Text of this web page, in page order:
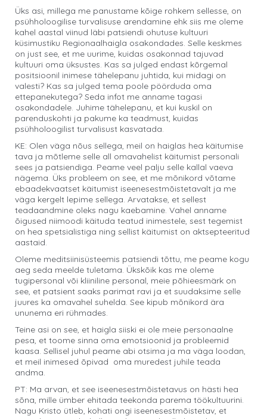
Üks asi, millega me panustame kõige rohkem sellesse, on
psühholoogilise turvalisuse arendamine ehk siis me oleme
kahel aastal viinud läbi patsiendi ohutuse kultuuri
küsimustiku Regionaalhaigla osakondades. Selle keskmes
on just see, et me uurime, kuidas osakonnad tajuvad
kultuuri oma üksustes. Kas sa julged endast kõrgemal
positsioonil inimese tähelepanu juhtida, kui midagi on
valesti? Kas sa julged tema poole pöörduda oma
ettepanekutega? Seda infot me anname tagasi
osakondadele. Juhime tähelepanu, et kui kuskil on
parenduskohti ja pakume ka teadmust, kuidas
psühholoogilist turvalisust kasvatada.
KE: Olen väga nõus sellega, meil on haiglas hea käitumise
tava ja mõtleme selle all omavahelist käitumist personali
sees ja patsiendiga. Peame veel palju selle kallal vaeva
nägema. Üks probleem on see, et me mõnikord võtame
ebaadekvaatset käitumist iseenesestmõistetavalt ja me
väga kergelt lepime sellega. Arvatakse, et sellest
teadaandmine oleks nagu kaebamine. Vahel anname
õigused niimoodi käituda teatud inimestele, sest tegemist
on hea spetsialistiga ning sellist käitumist on aktsepteeritud
aastaid.
Oleme meditsiinisüsteemis patsiendi tõttu, me peame kogu
aeg seda meelde tuletama. Ükskõik kas me oleme
tugipersonal või kliiniline personal, meie põhieesmärk on
see, et patsient saaks parimat ravi ja et suudaksime selle
juures ka omavahel suhelda. See kipub mõnikord ära
ununema eri rühmades.
Teine asi on see, et haigla siiski ei ole meie personaalne
pesa, et toome sinna oma emotsioonid ja probleemid
kaasa. Sellisel juhul peame abi otsima ja ma väga loodan,
et meil inimesed õpivad oma muredest juhile teada
andma.
PT: Ma arvan, et see iseenesestmõistetavus on hästi hea
sõna, mille ümber ehitada teekonda parema töökultuurini.
Nagu Kristo ütleb, kohati ongi iseenesestmõistetav, et